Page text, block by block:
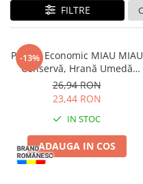
Câine Adult
Diete Veterinare Câini
Uscată
Umedă
Recompense Câini
Piele Presată
Proteice
Cremoase
FILTRE
-13%
Pachet Economic MIAU MIAU
Conservă, Hrană Umedă
Pisică Adult, Pui, 6x415g
26,94 RON
23,44 RON
IN STOC
ADAUGA IN COS